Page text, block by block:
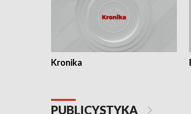
Kronika
PUBLICYSTYKA